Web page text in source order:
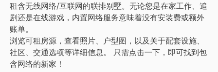
租含无线网络/互联网的联排别墅。无论您是在家工作、追
剧还是在线游戏，内置网络服务意味着没有安装费或额外
账单。
浏览可租房源，查看照片、户型图，以及关于配套设施、
社区、交通选项等详细信息。
只需点击一下，即可找到包
含网络的新家！